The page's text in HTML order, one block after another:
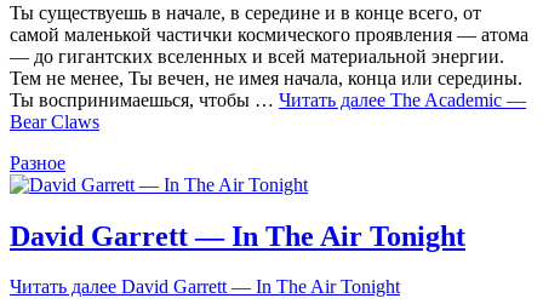
Ты существуешь в начале, в середине и в конце всего, от
самой маленькой частички космического проявления — атома
— до гигантских вселенных и всей материальной энергии.
Тем не менее, Ты вечен, не имея начала, конца или середины.
Ты воспринимаешься, чтобы … Читать далее The Academic —
Bear Claws
Разное
David Garrett — In The Air Tonight
Читать далее David Garrett — In The Air Tonight